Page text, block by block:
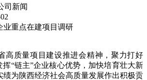
司新闻
业重点在建项目调研
高质量项目建设推进会精神，聚力打好
挥“链主”企业核心优势，加快培育壮大新
绩为陕西经济社会高质量发展作出积极贡